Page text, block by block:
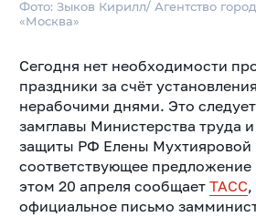
Фото: Зыков Кирилл/ Агентство
«Москва»
Сегодня нет необходимости
праздники за счёт
нерабочими днями. Это следует
замглавы Министерства труда
защиты РФ Елены Мухтияровой
соответствующее
этом 20 апреля сообщает ТАСС,
официальное письмо